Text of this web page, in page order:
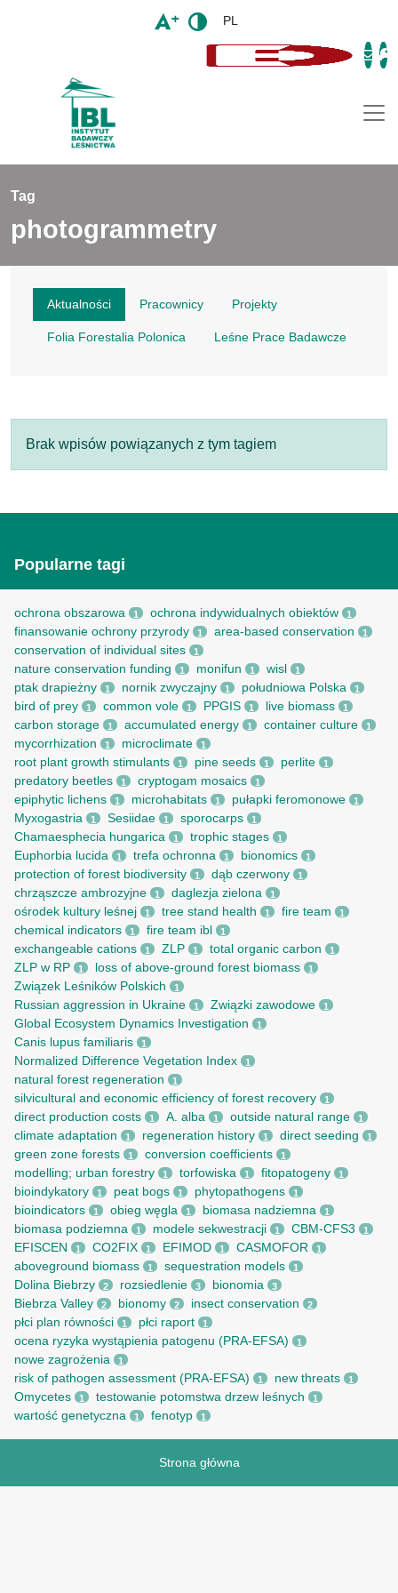
PL
Tag
photogrammetry
Aktualności Pracownicy Projekty
Folia Forestalia Polonica Leśne Prace Badawcze
Brak wpisów powiązanych z tym tagiem
Popularne tagi
ochrona obszarowa 1 ochrona indywidualnych obiektów 1
finansowanie ochrony przyrody 1 area-based conservation 1
conservation of individual sites 1
nature conservation funding 1 monifun 1 wisl 1
ptak drapieżny 1 nornik zwyczajny 1 południowa Polska 1
bird of prey 1 common vole 1 PPGIS 1 live biomass 1
carbon storage 1 accumulated energy 1 container culture 1
mycorrhization 1 microclimate 1
root рlant growth stimulants 1 pine seeds 1 perlite 1
predatory beetles 1 cryptogam mosaics 1
epiphytic lichens 1 microhabitats 1 pułapki feromonowe 1
Myxogastria 1 Sesiidae 1 sporocarps 1
Chamaesphecia hungarica 1 trophic stages 1
Euphorbia lucida 1 trefa ochronna 1 bionomics 1
protection of forest biodiversity 1 dąb czerwony 1
chrząszcze ambrozyjne 1 daglezja zielona 1
ośrodek kultury leśnej 1 tree stand health 1 fire team 1
chemical indicators 1 fire team ibl 1
exchangeable cations 1 ZLP 1 total organic carbon 1
ZLP w RP 1 loss of above-ground forest biomass 1
Związek Leśników Polskich 1
Russian aggression in Ukraine 1 Związki zawodowe 1
Global Ecosystem Dynamics Investigation 1
Canis lupus familiaris 1
Normalized Difference Vegetation Index 1
natural forest regeneration 1
silvicultural and economic efficiency of forest recovery 1
direct production costs 1 A. alba 1 outside natural range 1
climate adaptation 1 regeneration history 1 direct seeding 1
green zone forests 1 conversion coefficients 1
modelling; urban forestry 1 torfowiska 1 fitopatogeny 1
bioindykatory 1 peat bogs 1 phytopathogens 1
bioindicators 1 obieg węgla 1 biomasa nadziemna 1
biomasa podziemna 1 modele sekwestracji 1 CBM-CFS3 1
EFISCEN 1 CO2FIX 1 EFIMOD 1 CASMOFOR 1
aboveground biomass 1 sequestration models 1
Dolina Biebrzy 2 rozsiedlenie 3 bionomia 3
Biebrza Valley 2 bionomy 2 insect conservation 2
płci plan równości 1 płci raport 1
ocena ryzyka wystąpienia patogenu (PRA-EFSA) 1
nowe zagrożenia 1
risk of pathogen assessment (PRA-EFSA) 1 new threats 1
Omycetes 1 testowanie potomstwa drzew leśnych 1
wartość genetyczna 1 fenotyp 1
Strona główna